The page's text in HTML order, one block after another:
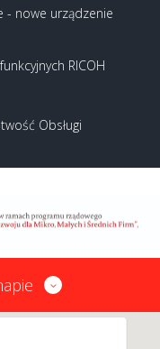
- nowe urządzenie
RICOH
Obsługi